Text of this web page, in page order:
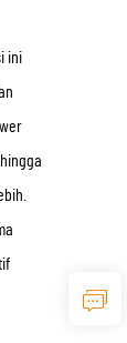
ini